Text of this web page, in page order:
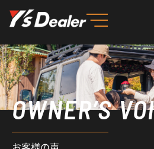
を
ス
キ
ッ
プ OWNER’S